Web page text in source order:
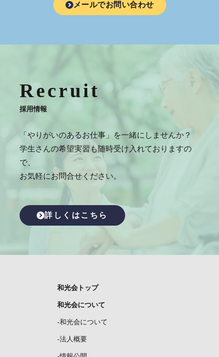
メールでお問い合わせ
Recruit
採用情報
「やりがいのあるお仕事」を一緒にしませんか？
学生さんの希望実習も随時受け入れておりますの
で、
お気軽にお問合せください。
詳しくはこちら
和光会トップ
和光会について
-和光会について
-法人概要